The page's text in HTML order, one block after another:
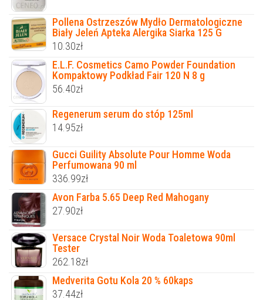
Pollena Ostrzeszów Mydło Dermatologiczne
Biały Jeleń Apteka Alergika Siarka 125 G
10.30zł
E.L.F. Cosmetics Camo Powder Foundation
Kompaktowy Podkład Fair 120 N 8 g
56.40zł
Regenerum serum do stóp 125ml
14.95zł
Gucci Guility Absolute Pour Homme Woda
Perfumowana 90 ml
336.99zł
Avon Farba 5.65 Deep Red Mahogany
27.90zł
Versace Crystal Noir Woda Toaletowa 90ml
Tester
262.18zł
Medverita Gotu Kola 20 % 60kaps
37.44zł